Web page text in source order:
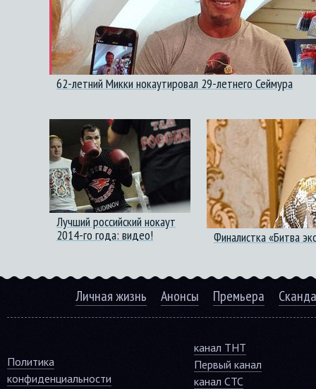
62-летний Микки нокаутировал 29-летнего Сеймура
Лучший российский нокаут
2014-го года: видео!
Финалистка «Битва
Личная жизнь Анонсы Премьера
Политика
конфиденциальности
канал ТНТ
Первый канал
канал СТС